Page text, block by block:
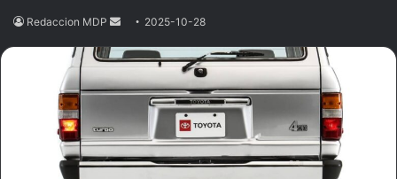
Redaccion MDP
Send
email
2025-10-28